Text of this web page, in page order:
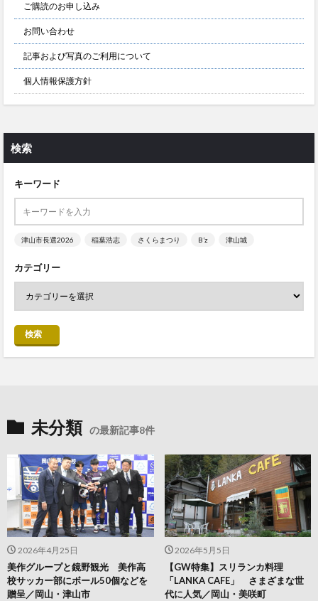
ご購読のお申し込み
お問い合わせ
記事および写真のご利用について
個人情報保護方針
検索
キーワード
津山市長選2026 稲葉浩志 さくらまつり B’z 津山城
カテゴリー
検索
未分類 の最新記事8件
2026年5月5日
【GW特集】スリランカ料理
「LANKA CAFE」 さまざまな世
代に人気／岡山・美咲町
2026年4月25日
美作グループと鏡野観光 美作高
校サッカー部にボール50個などを
贈呈／岡山・津山市